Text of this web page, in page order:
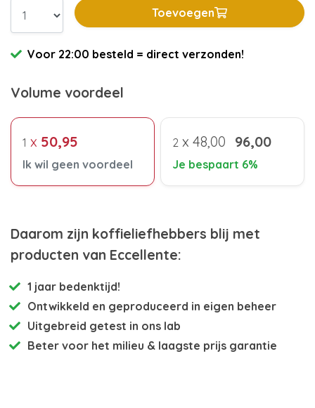
Toevoegen
Voor 22:00 besteld = direct verzonden!
Volume voordeel
1 x 50,95
Ik wil geen voordeel
2 x 48,00 96,00
Je bespaart 6%
Daarom zijn koffieliefhebbers blij met
producten van Eccellente:
1 jaar bedenktijd!
Ontwikkeld en geproduceerd in eigen beheer
Uitgebreid getest in ons lab
Beter voor het milieu & laagste prijs garantie